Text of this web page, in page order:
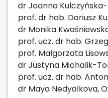
dr Joanna Kulczyńska-
prof. dr hab. Dariusz
dr Monika
prof. ucz. dr hab.
prof. Małgorzata
dr Justyna Michalik-
prof. ucz. dr hab.
dr Maya Nedyalkova,